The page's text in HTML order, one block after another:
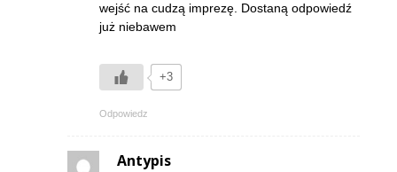
wejść na cudzą imprezę. Dostaną odpowiedź
już niebawem
+3
Odpowiedz
Antypis